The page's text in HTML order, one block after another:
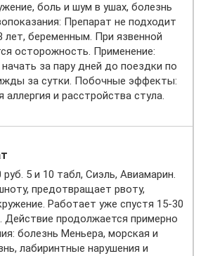
боль и шум в ушах, болезнь
Препарат не подходит
беременным. При язвенной
осторожность. Применение:
за пару дней до поездки по
за сутки. Побочные эффекты:
и расстройства стула.
5 и 10 табл, Сиэль, Авиамарин.
предотвращает рвоту,
Работает уже спустя 15-30
Действие продолжается примерно
болезнь Меньера, морская и
лабиринтные нарушения и